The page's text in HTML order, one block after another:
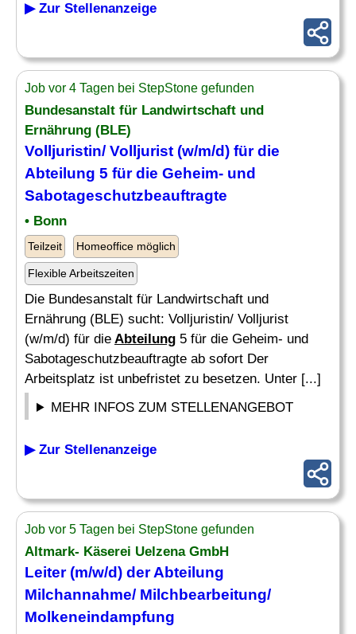
▶ Zur Stellenanzeige
Job vor 4 Tagen bei StepStone gefunden
Bundesanstalt für Landwirtschaft und
Ernährung (BLE)
Volljuristin/ Volljurist (w/m/d) für die
Abteilung 5 für die Geheim- und
Sabotageschutzbeauftragte
• Bonn
Teilzeit Homeoffice möglich
Flexible Arbeitszeiten
Die Bundesanstalt für Landwirtschaft und
Ernährung (BLE) sucht: Volljuristin/ Volljurist
(w/m/d) für die Abteilung 5 für die Geheim- und
Sabotageschutzbeauftragte ab sofort Der
Arbeitsplatz ist unbefristet zu besetzen. Unter [...]
MEHR INFOS ZUM STELLENANGEBOT
▶ Zur Stellenanzeige
Job vor 5 Tagen bei StepStone gefunden
Altmark- Käserei Uelzena GmbH
Leiter (m/w/d) derAbteilung
Milchannahme/ Milchbearbeitung/
Molkeneindampfung